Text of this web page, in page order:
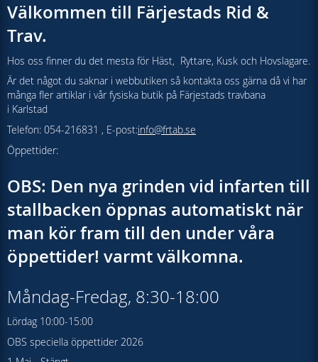
Välkommen till Färjestads Rid &
Trav.
Hos oss finner du det mesta för Häst, Ryttare, Kusk och Hovslagare.
Är det något du saknar i webbutiken så kontakta oss gärna då vi har
många fler artiklar i vår fysiska butik på Färjestads travbana
i Karlstad
Telefon: 054-216831 , E-post:info@frtab.se
Öppettider:
OBS: Den nya grinden vid infarten till
stallbacken öppnas automatiskt när
man kör fram till den under våra
öppettider! varmt välkomna.
Måndag-Fredag, 8:30-18:00
Lördag 10:00-15:00
OBS speciella öppettider 2026